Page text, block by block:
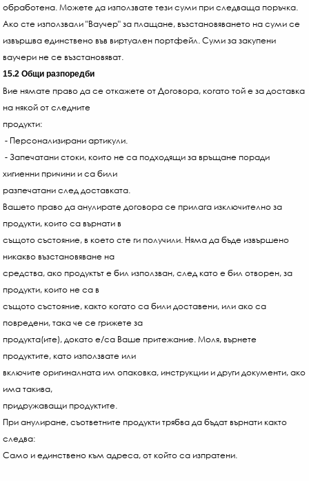
обработена. Можете да използвате тези суми при следваща поръчка.
Ако сте използвали "Ваучер" за плащане, възстановяването на суми се
извършва единствено във виртуален портфейл. Суми за закупени
ваучери не се възстановяват.
15.2 Общи разпоредби
Вие нямате право да се откажете от Договора, когато той е за доставка
на някой от следните
продукти:
- Персонализирани артикули.
- Запечатани стоки, които не са подходящи за връщане поради
хигиенни причини и са били
разпечатани след доставката.
Вашето право да анулирате договора се прилага изключително за
продукти, които са върнати в
същото състояние, в което сте ги получили. Няма да бъде извършено
никакво възстановяване на
средства, ако продуктът е бил използван, след като е бил отворен, за
продукти, които не са в
същото състояние, както когато са били доставени, или ако са
повредени, така че се грижете за
продукта(ите), докато е/са Ваше притежание. Моля, върнете
продуктите, като използвате или
включите оригиналната им опаковка, инструкции и други документи, ако
има такива,
придружаващи продуктите.
При анулиране, съответните продукти трябва да бъдат върнати както
следва:
Само и единствено към адреса, от който са изпратени.